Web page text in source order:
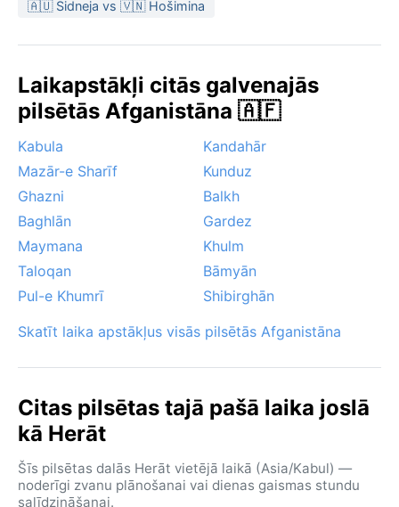
Vasarā karstums var būt nomācošs, bet ziemā
putekļu vētras, īpaši vasarā, kad no tuksneša pūš
puses ienāk siroko līdzīgas karstas un sausas vēsmas,
kas paceļ putekļus, padarot redzamību īslaicīgi
🇦🇺 Sidneja vs 🇻🇳 Hošimina
Laikapstākļi citās galvenajās
pilsētās Afganistāna 🇦🇫
Kabula
Kandahār
Mazār-e Sharīf
Kunduz
Ghazni
Balkh
Baghlān
Gardez
Maymana
Khulm
Taloqan
Bāmyān
Pul-e Khumrī
Shibirghān
Skatīt laika apstākļus visās pilsētās Afganistāna
Citas pilsētas tajā pašā laika joslā
kā Herāt
Šīs pilsētas dalās Herāt vietējā laikā (Asia/Kabul) —
noderīgi zvanu plānošanai vai dienas gaismas stundu
salīdzināšanai.